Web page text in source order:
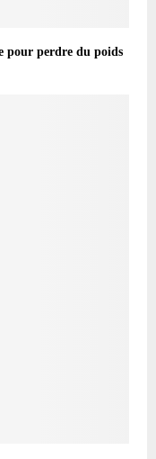
pour perdre du poids